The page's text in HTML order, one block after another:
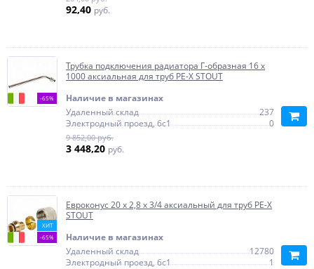
92,40 руб.
-65%
Трубка подключения радиатора Г-образная 16 х
1000 аксиальная для труб PE-X STOUT
Наличие в магазинах
Удаленный склад
237
Электродный проезд, 6с1
0
9 852,00 руб.
3 448,20 руб.
ХИТ
-65%
Евроконус 20 х 2,8 х 3/4 аксиальный для труб PE-X
STOUT
Наличие в магазинах
Удаленный склад
12780
Электродный проезд, 6с1
1